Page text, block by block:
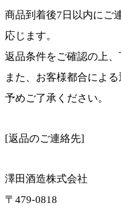
商品到着後7日以内にご
応じます。
返品条件をご確認の上、
また、お客様都合によ
予めご了承ください。
[返品のご連絡先]
澤田酒造株式会社
479-0818